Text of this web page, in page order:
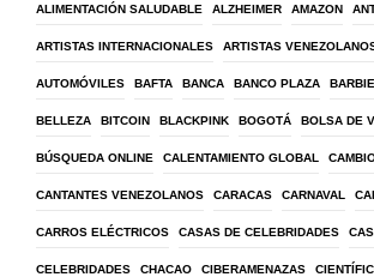
ALIMENTACIÓN SALUDABLE ALZHEIMER AMAZON
ARTISTAS INTERNACIONALES ARTISTAS
AUTOMÓVILES BAFTA BANCA BANCO PLAZA BARBIE
BELLEZA BITCOIN BLACKPINK BOGOTÁ BOLSA DE
BÚSQUEDA ONLINE CALENTAMIENTO GLOBAL
CANTANTES VENEZOLANOS CARACAS CARNAVAL
CARROS ELÉCTRICOS CASAS DE CELEBRIDADES
CELEBRIDADES CHACAO CIBERAMENAZAS